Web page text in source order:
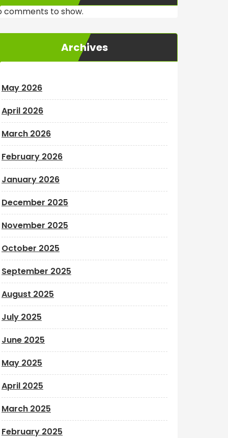
comments to show.
Archives
May 2026
April 2026
March 2026
February 2026
January 2026
December 2025
November 2025
October 2025
September 2025
August 2025
July 2025
June 2025
May 2025
April 2025
March 2025
February 2025